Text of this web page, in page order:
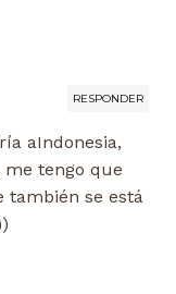
RESPONDER
aIndonesia,
me tengo que
también se está